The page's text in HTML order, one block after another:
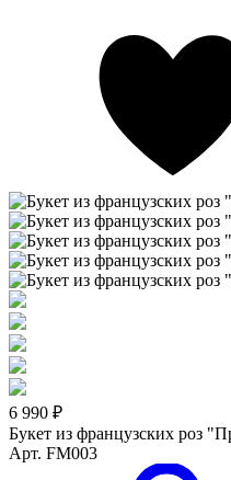
6 990 ₽
Букет из французских роз
Арт. FM003